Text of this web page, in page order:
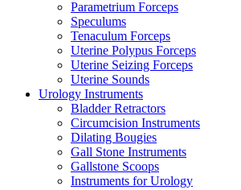
Parametrium Forceps
Speculums
Tenaculum Forceps
Uterine Polypus Forceps
Uterine Seizing Forceps
Uterine Sounds
Urology Instruments
Bladder Retractors
Circumcision Instruments
Dilating Bougies
Gall Stone Instruments
Gallstone Scoops
Instruments for Urology